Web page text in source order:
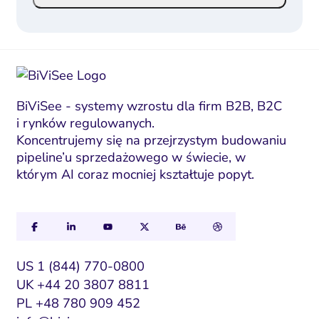
m
i
l
*
BiViSee - systemy wzrostu dla firm B2B, B2C
i rynków regulowanych.
Koncentrujemy się na przejrzystym budowaniu
pipeline’u sprzedażowego w świecie, w
którym AI coraz mocniej kształtuje popyt.
US 1 (844) 770-0800
UK +44 20 3807 8811
PL +48 780 909 452